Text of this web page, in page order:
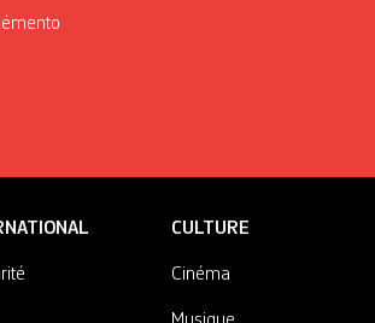
CULTURE
Cinéma